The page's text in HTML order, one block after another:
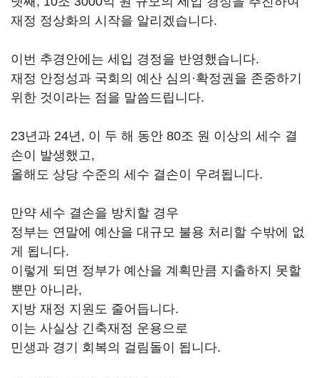
재정 정상화의 시작을 알리겠습니다.
이번 추경안에는 세입 경정을 반영했습니다.
재정 안정성과 국회의 예산 심의·확정권을 존중하기
위한 것이라는 점을 말씀드립니다.
23년과 24년, 이 두 해 동안 80조 원 이상의 세수 결
손이 발생했고,
올해도 상당 수준의 세수 결손이 우려됩니다.
만약 세수 결손을 방치할 경우
정부는 연말에 예산을 대규모 불용 처리할 수밖에 없
게 됩니다.
이렇게 되면 정부가 예산을 계획만큼 지출하지 못할
뿐만 아니라,
지방 재정 지원도 줄어듭니다.
이는 사실상 긴축재정 운용으로
민생과 경기 회복의 걸림돌이 됩니다.